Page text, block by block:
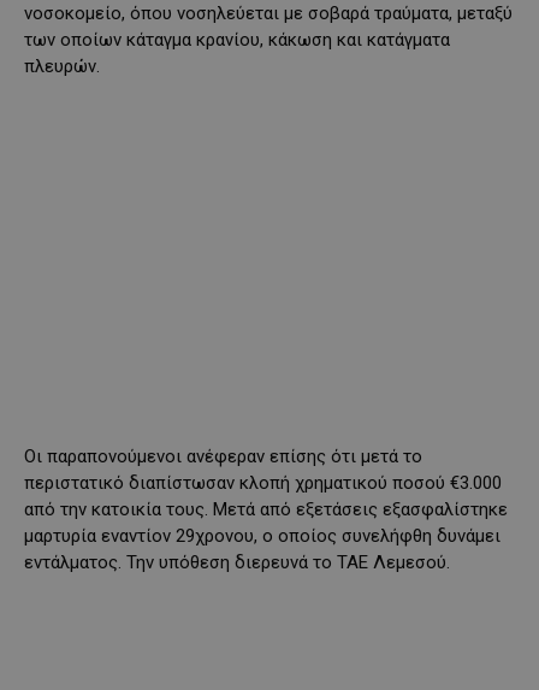
νοσοκομείο, όπου νοσηλεύεται με σοβαρά τραύματα, μεταξύ
των οποίων κάταγμα κρανίου, κάκωση και κατάγματα
πλευρών.
Οι παραπονούμενοι ανέφεραν επίσης ότι μετά το
περιστατικό διαπίστωσαν κλοπή χρηματικού ποσού €3.000
από την κατοικία τους. Μετά από εξετάσεις εξασφαλίστηκε
μαρτυρία εναντίον 29χρονου, ο οποίος συνελήφθη δυνάμει
εντάλματος. Την υπόθεση διερευνά το ΤΑΕ Λεμεσού.